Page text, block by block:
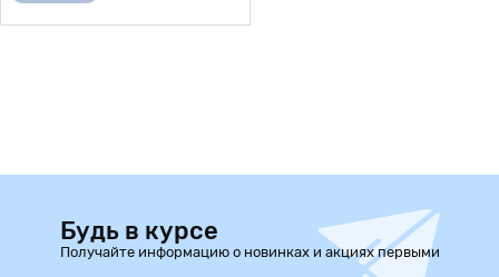
Будь в курсе
Получайте информацию о новинках и акциях первыми